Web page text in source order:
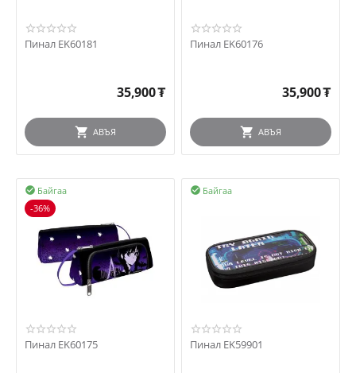
Пинал EK60181
35,900₮
АВЪЯ
Пинал EK60176
35,900₮
АВЪЯ
Байгаа

-36%
Пинал EK60175
Байгаа

Пинал EK59901